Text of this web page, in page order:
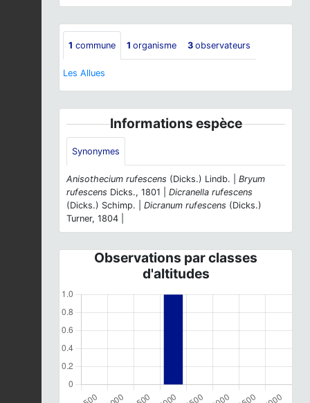
1 commune 1 organisme 3 observateurs
Les Allues
Informations espèce
Synonymes
Anisothecium rufescens (Dicks.) Lindb. | Bryum
rufescens Dicks., 1801 | Dicranella rufescens
(Dicks.) Schimp. | Dicranum rufescens (Dicks.)
Turner, 1804 |
Observations par classes
d'altitudes